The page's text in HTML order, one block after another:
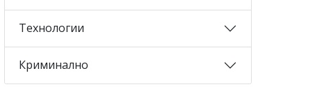
Технологии
Криминално